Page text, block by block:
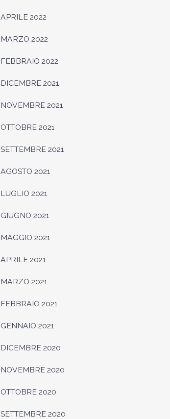
APRILE 2022
MARZO 2022
FEBBRAIO 2022
DICEMBRE 2021
NOVEMBRE 2021
OTTOBRE 2021
SETTEMBRE 2021
AGOSTO 2021
LUGLIO 2021
GIUGNO 2021
MAGGIO 2021
APRILE 2021
MARZO 2021
FEBBRAIO 2021
GENNAIO 2021
DICEMBRE 2020
NOVEMBRE 2020
OTTOBRE 2020
SETTEMBRE 2020